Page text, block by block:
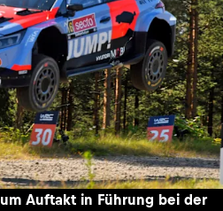
Auftakt in Führung bei der